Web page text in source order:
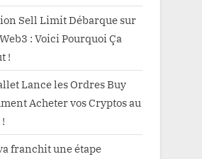
Sell Limit Débarque sur
: Voici Pourquoi Ça
!
Lance les Ordres Buy
Acheter vos Cryptos au
franchit une étape